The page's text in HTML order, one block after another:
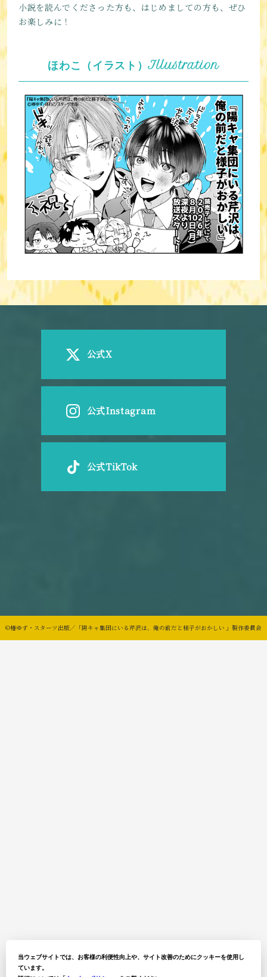
小説を読んでくださった方も、はじめましての方も、ぜひ
お楽しみに！
ほわこ（イラスト）Illustration
公式X
公式Instagram
公式TikTok
©椿ゆず・スターツ出版／「陽キャ集団にいる芹沢は、俺の前だと様子がおかしい 」製作委員会
当ウェブサイトでは、お客様の利便性向上や、サイト改善のためにクッキーを使用し
ています。